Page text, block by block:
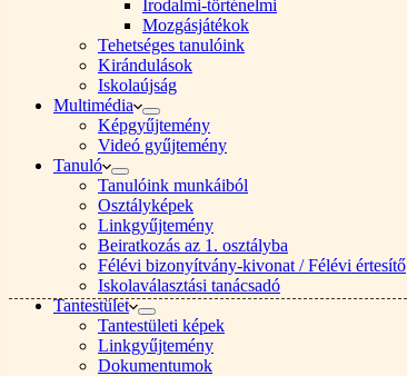
Irodalmi-történelmi
Mozgásjátékok
Tehetséges tanulóink
Kirándulások
Iskolaújság
Multimédia
Képgyűjtemény
Videó gyűjtemény
Tanuló
Tanulóink munkáiból
Osztályképek
Linkgyűjtemény
Beiratkozás az 1. osztályba
Félévi bizonyítvány-kivonat / Félévi értesítő
Iskolaválasztási tanácsadó
Tantestület
Tantestületi képek
Linkgyűjtemény
Dokumentumok